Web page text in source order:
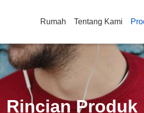
Rumah Tentang Kami
Rincian Produk